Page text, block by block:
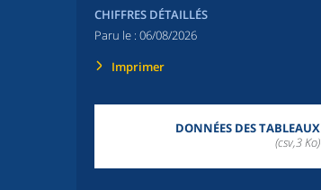
CHIFFRES DÉTAILLÉS
Paru le : 06/08/2026
Imprimer
DONNÉES DES TABLEAUX
(csv,3 Ko)